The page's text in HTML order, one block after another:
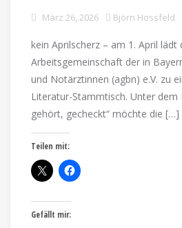
März 26, 2026 Björn Hossfeld
kein Aprilscherz – am 1. April lädt
Arbeitsgemeinschaft der in
und Notärztinnen (agbn) e.V. zu
Literatur-Stammtisch. Unter dem
gehört, gecheckt“ möchte die […]
Teilen mit:
Gefällt mir: